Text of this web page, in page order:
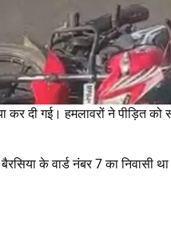
कर दी गई। हमलावरों ने पीड़ित को
के वार्ड नंबर 7 का निवासी था